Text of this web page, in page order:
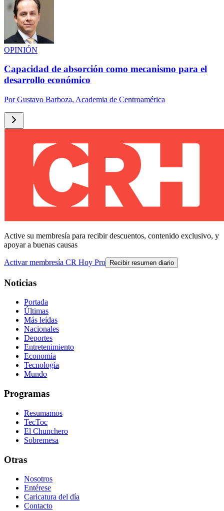
OPINIÓN
Capacidad de absorción como mecanismo para el
desarrollo económico
PorGustavo Barboza, Academia de Centroamérica
Active su membresía para recibir descuentos, contenido exclusivo, y
apoyar a buenas causas
Activar membresía CR Hoy Pro Recibir resumen diario
Noticias
Portada
Últimas
Más leídas
Nacionales
Deportes
Entretenimiento
Economía
Tecnología
Mundo
Programas
Resumamos
TecToc
El Chunchero
Sobremesa
Otras
Nosotros
Entérese
Caricatura del día
Contacto